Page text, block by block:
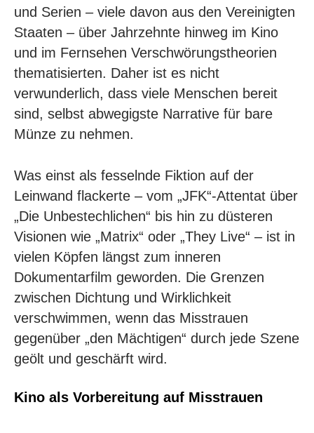
und Serien – viele davon aus den Vereinigten
Staaten – über Jahrzehnte hinweg im Kino
und im Fernsehen Verschwörungstheorien
thematisierten. Daher ist es nicht
verwunderlich, dass viele Menschen bereit
sind, selbst abwegigste Narrative für bare
Münze zu nehmen.
Was einst als fesselnde Fiktion auf der
Leinwand flackerte – vom „JFK“-Attentat über
„Die Unbestechlichen“ bis hin zu düsteren
Visionen wie „Matrix“ oder „They Live“ – ist in
vielen Köpfen längst zum inneren
Dokumentarfilm geworden. Die Grenzen
zwischen Dichtung und Wirklichkeit
verschwimmen, wenn das Misstrauen
gegenüber „den Mächtigen“ durch jede Szene
geölt und geschärft wird.
Kino als Vorbereitung auf Misstrauen